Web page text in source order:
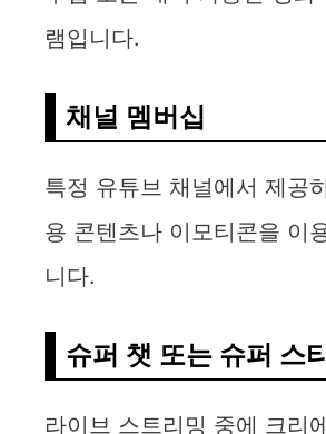
램입니다.
채널 멤버십
특정 유튜브 채널에서 제공
용 콘텐츠나 이모티콘을 이
니다.
슈퍼 챗 또는 슈퍼 스
라이브 스트리밍 중에 크리